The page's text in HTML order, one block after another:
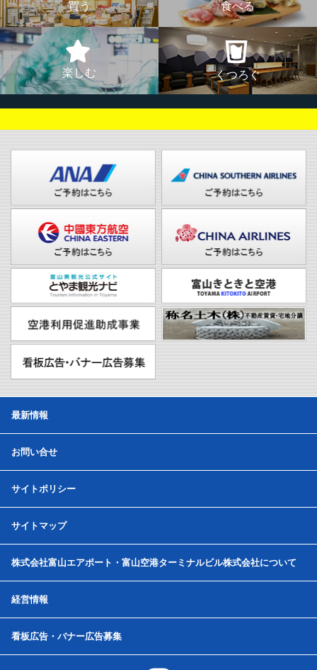
買う 食べる
楽しむ くつろぐ
最新情報
お問い合せ
サイトポリシー
サイトマップ
株式会社富山エアポート・富山空港ターミナルビル株式会社について
経営情報
看板広告・バナー広告募集